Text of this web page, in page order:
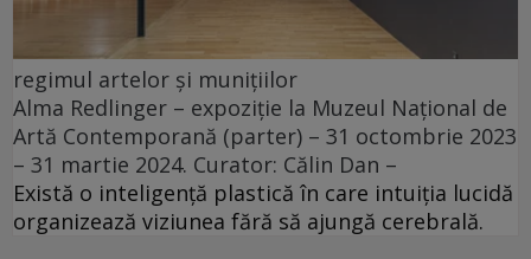
regimul artelor și munițiilor
Alma Redlinger – expoziție la Muzeul Național de
Artă Contemporană (parter) – 31 octombrie 2023
– 31 martie 2024. Curator: Călin Dan –
Există o inteligență plastică în care intuiția lucidă
organizează viziunea fără să ajungă cerebrală.